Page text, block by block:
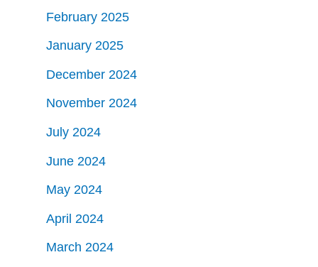
February 2025
January 2025
December 2024
November 2024
July 2024
June 2024
May 2024
April 2024
March 2024